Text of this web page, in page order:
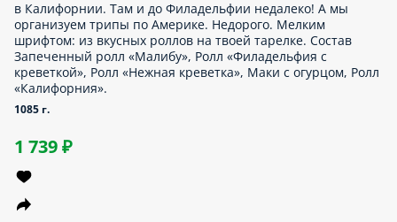
Когда технологии дойдут до такого уровня, чтобы сет с
картинки можно было достать рукой и съесть?! Невыносимо
смотреть на роллы, которые не можешь укусить… Благо,
Dostaевский готовит и возит на межгалактических скоростях.
Состав Запеченный ролл с курицей, Запеченный ролл
«Цезарь», Запеченный ролл с куриными стрипсами и
беконом, Запеченный ролл «Шиитаке».
1015 г.
Позитив